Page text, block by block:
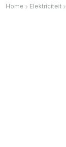
Home Elektriciteit